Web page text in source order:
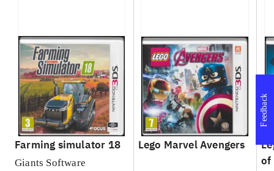
Farming simulator 18
Giants Software
Lego Marvel Avengers
of
Feedback